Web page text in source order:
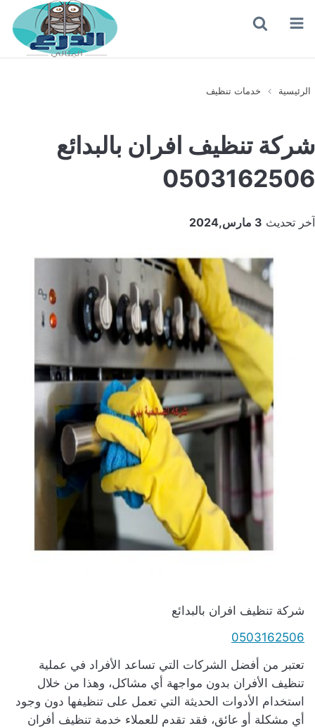
القائمة
عن الرئيسية خدمات تنظيف
شركة تنظيف افران بالبدائع
0503162506
آخر تحديث 3 مارس,2024
شركة تنظيف افران بالبدائع
0503162506
تعتبر من أفضل الشركات التي تساعد الأفراد في عملية
تنظيف الأفران بدون مواجهة أي مشاكل، وهذا من خلال
استخدام الأدوات الحديثة التي تعمل على تنظيفها دون وجود
أي مشكلة أو عائق، فقد تقدم للعملاء خدمة تنظيف أفران